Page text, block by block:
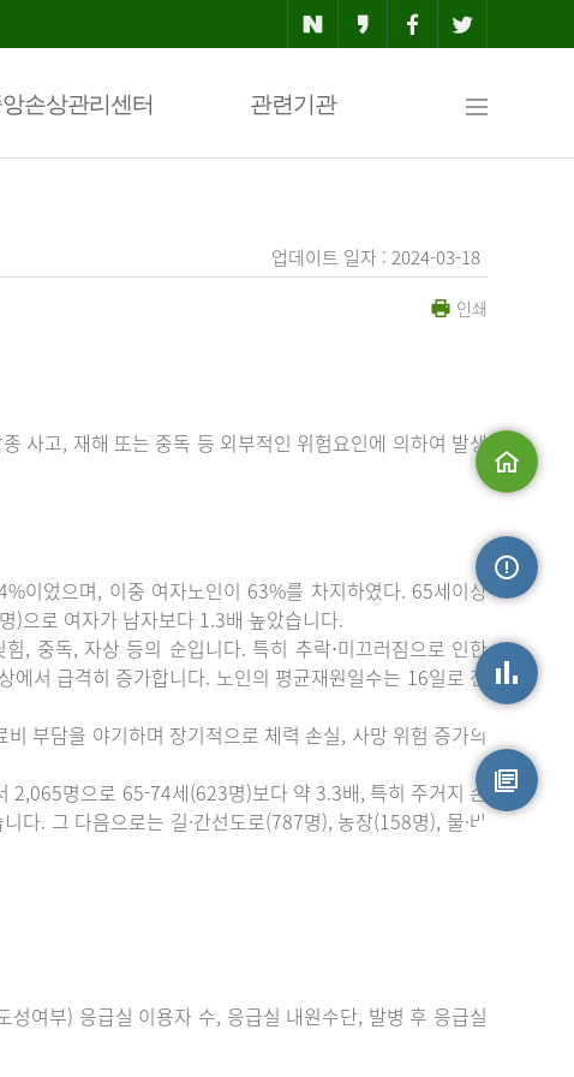
손상관리센터 관련기관
맵
업데이트 일자 : 2024-03-18
인쇄
사고, 재해 또는 중독 등 외부적인 위험요인에 의하여 발생
이었으며, 이중 여자노인이 63%를 차지하였다. 65세이상
)으로 여자가 남자보다 1.3배 높았습니다.
, 중독, 자상 등의 순입니다. 특히 추락⋅미끄러짐으로 인한
서 급격히 증가합니다. 노인의 평균재원일수는 16일로 전
부담을 야기하며 장기적으로 체력 손실, 사망 위험 증가의
2,065명으로 65-74세(623명)보다 약 3.3배, 특히 주거지 손
. 그 다음으로는 길·간선도로(787명), 농장(158명), 물·바
여부) 응급실 이용자 수, 응급실 내원수단, 발병 후 응급실
원시자료